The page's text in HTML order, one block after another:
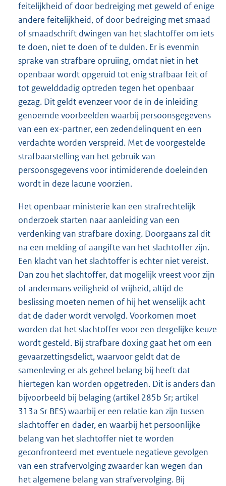
feitelijkheid of door bedreiging met geweld of enige
andere feitelijkheid, of door bedreiging met smaad
of smaadschrift dwingen van het slachtoffer om iets
te doen, niet te doen of te dulden. Er is evenmin
sprake van strafbare opruiing, omdat niet in het
openbaar wordt opgeruid tot enig strafbaar feit of
tot gewelddadig optreden tegen het openbaar
gezag. Dit geldt evenzeer voor de in de inleiding
genoemde voorbeelden waarbij persoonsgegevens
van een ex-partner, een zedendelinquent en een
verdachte worden verspreid. Met de voorgestelde
strafbaarstelling van het gebruik van
persoonsgegevens voor intimiderende doeleinden
wordt in deze lacune voorzien.
Het openbaar ministerie kan een strafrechtelijk
onderzoek starten naar aanleiding van een
verdenking van strafbare doxing. Doorgaans zal dit
na een melding of aangifte van het slachtoffer zijn.
Een klacht van het slachtoffer is echter niet vereist.
Dan zou het slachtoffer, dat mogelijk vreest voor zijn
of andermans veiligheid of vrijheid, altijd de
beslissing moeten nemen of hij het wenselijk acht
dat de dader wordt vervolgd. Voorkomen moet
worden dat het slachtoffer voor een dergelijke keuze
wordt gesteld. Bij strafbare doxing gaat het om een
gevaarzettingsdelict, waarvoor geldt dat de
samenleving er als geheel belang bij heeft dat
hiertegen kan worden opgetreden. Dit is anders dan
bijvoorbeeld bij belaging (artikel 285b Sr; artikel
313a Sr BES) waarbij er een relatie kan zijn tussen
slachtoffer en dader, en waarbij het persoonlijke
belang van het slachtoffer niet te worden
geconfronteerd met eventuele negatieve gevolgen
van een strafvervolging zwaarder kan wegen dan
het algemene belang van strafvervolging. Bij